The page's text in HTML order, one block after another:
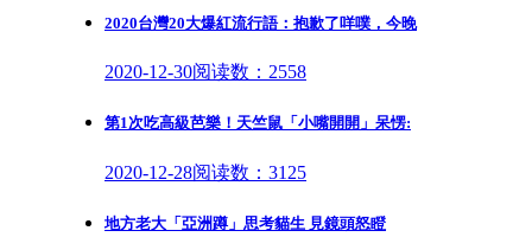
2020台灣20大爆紅流行語：抱歉了咩噗，今晚
2020-12-30阅读数：2558
第1次吃高級芭樂！天竺鼠「小嘴開開」呆愣:
2020-12-28阅读数：3125
地方老大「亞洲蹲」思考貓生 見鏡頭怒瞪